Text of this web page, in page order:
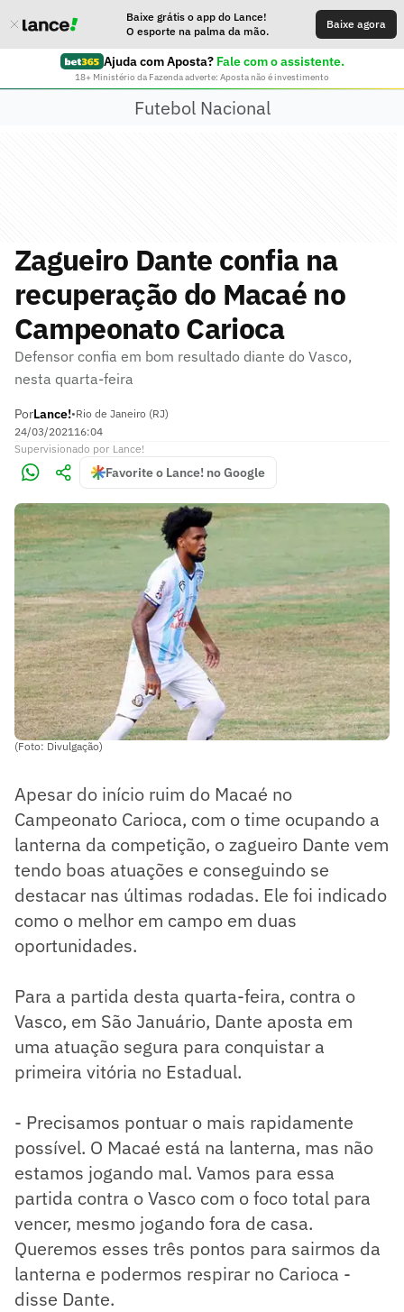
Baixe grátis o app do Lance!
O esporte na palma da mão.
Baixe agora
Ajuda com Aposta? Fale com o assistente.
18+ Ministério da Fazenda adverte: Aposta não é investimento
Futebol Nacional
Zagueiro Dante confia na
recuperação do Macaé no
Campeonato Carioca
Defensor confia em bom resultado diante do Vasco,
nesta quarta-feira
PorLance!•Rio de Janeiro (RJ)
24/03/202116:04
Supervisionado por Lance!
Favorite o Lance! no Google
(Foto: Divulgação)
Apesar do início ruim do Macaé no
Campeonato Carioca, com o time ocupando a
lanterna da competição, o zagueiro Dante vem
tendo boas atuações e conseguindo se
destacar nas últimas rodadas. Ele foi indicado
como o melhor em campo em duas
oportunidades.
Para a partida desta quarta-feira, contra o
Vasco, em São Januário, Dante aposta em
uma atuação segura para conquistar a
primeira vitória no Estadual.
- Precisamos pontuar o mais rapidamente
possível. O Macaé está na lanterna, mas não
estamos jogando mal. Vamos para essa
partida contra o Vasco com o foco total para
vencer, mesmo jogando fora de casa.
Queremos esses três pontos para sairmos da
lanterna e podermos respirar no Carioca -
disse Dante.